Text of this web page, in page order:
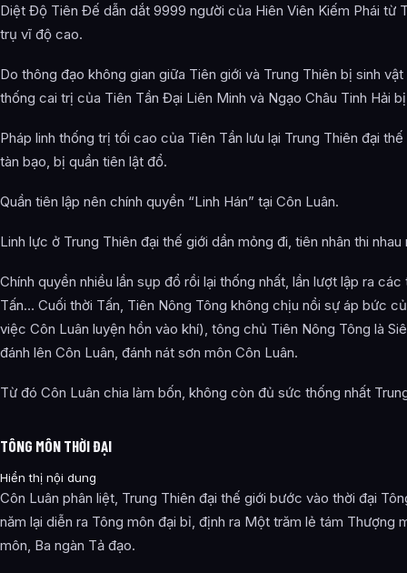
Diệt Độ Tiên Đế dẫn dắt 9999 người của Hiên Viên Kiếm Phái từ
trụ vĩ độ cao.
Do thông đạo không gian giữa Tiên giới và Trung Thiên bị sinh
thống cai trị của Tiên Tần Đại Liên Minh và Ngạo Châu Tinh Hải
Pháp linh thống trị tối cao của Tiên Tần lưu lại Trung Thiên đại
tàn bạo, bị quần tiên lật đổ.
Quần tiên lập nên chính quyền “Linh Hán” tại Côn Luân.
Linh lực ở Trung Thiên đại thế giới dần mỏng đi, tiên nhân thi nhau
Chính quyền nhiều lần sụp đổ rồi lại thống nhất, lần lượt lập ra
Tấn… Cuối thời Tấn, Tiên Nông Tông không chịu nổi sự áp bức
việc Côn Luân luyện hồn vào khí), tông chủ Tiên Nông Tông là
đánh lên Côn Luân, đánh nát sơn môn Côn Luân.
Từ đó Côn Luân chia làm bốn, không còn đủ sức thống nhất
TÔNG MÔN THỜI ĐẠI
Hiển thị nội dung
Côn Luân phân liệt, Trung Thiên đại thế giới bước vào thời đại
năm lại diễn ra Tông môn đại bỉ, định ra Một trăm lẻ tám Thượng
môn, Ba ngàn Tả đạo.